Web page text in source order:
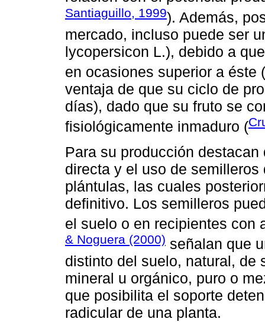
Santiaguillo, 1999). Además,
mercado, incluso puede ser
lycopersicon L.), debido a
en ocasiones superior a éste (
ventaja de que su ciclo de
días), dado que su fruto se
fisiológicamente inmaduro (
Para su producción
directa y el uso de
plántulas, las cuales
definitivo. Los semilleros
el suelo o en recipientes
& Noguera (2000) señalan que
distinto del suelo, natural, de
mineral u orgánico, puro o
que posibilita el soporte
radicular de una planta.